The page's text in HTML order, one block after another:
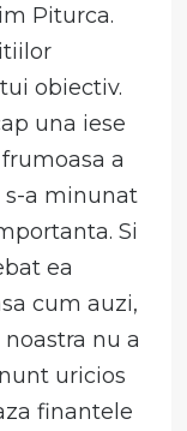
Piturca.
obiectiv.
una iese
a
s-a minunat
Si
ea
cum auzi,
nu a
uricios
finantele